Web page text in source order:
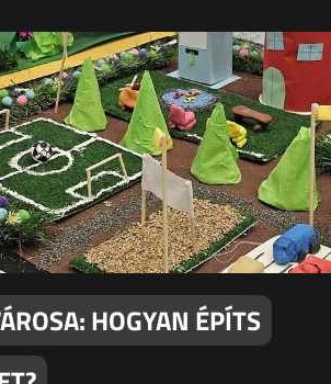
HOGYAN ÉPÍTS